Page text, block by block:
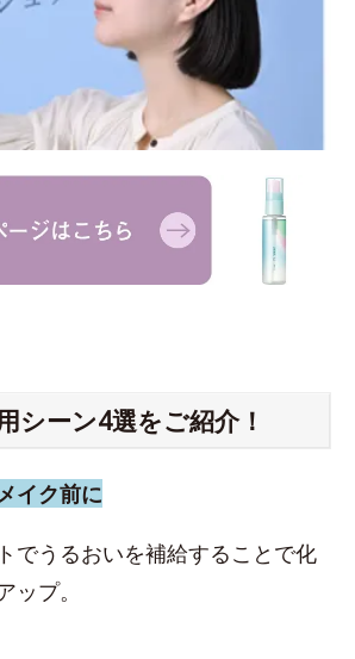
シーン4選をご紹介！
イク前に
でうるおいを補給することで化
ップ。